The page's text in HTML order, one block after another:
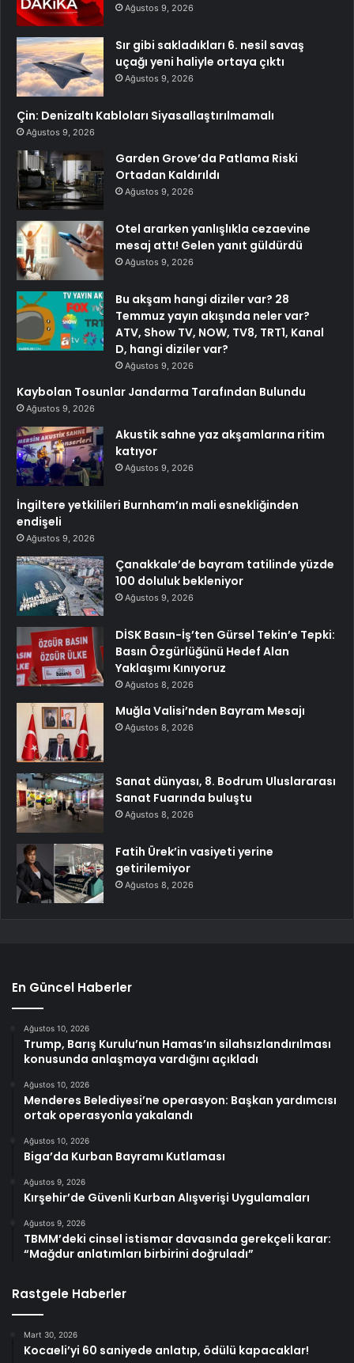
Ağustos 9, 2026
Sır gibi sakladıkları 6. nesil savaş
uçağı yeni haliyle ortaya çıktı
Ağustos 9, 2026
Çin: Denizaltı Kabloları Siyasallaştırılmamalı
Ağustos 9, 2026
Garden Grove’da Patlama Riski
Ortadan Kaldırıldı
Ağustos 9, 2026
Otel ararken yanlışlıkla cezaevine
mesaj attı! Gelen yanıt güldürdü
Ağustos 9, 2026
Bu akşam hangi diziler var? 28
Temmuz yayın akışında neler var?
ATV, Show TV, NOW, TV8, TRT1, Kanal
D, hangi diziler var?
Ağustos 9, 2026
Kaybolan Tosunlar Jandarma Tarafından Bulundu
Ağustos 9, 2026
Akustik sahne yaz akşamlarına ritim
katıyor
Ağustos 9, 2026
İngiltere yetkilileri Burnham’ın mali esnekliğinden
endişeli
Ağustos 9, 2026
Çanakkale’de bayram tatilinde yüzde
100 doluluk bekleniyor
Ağustos 9, 2026
DİSK Basın-İş’ten Gürsel Tekin’e Tepki:
Basın Özgürlüğünü Hedef Alan
Yaklaşımı Kınıyoruz
Ağustos 8, 2026
Muğla Valisi’nden Bayram Mesajı
Ağustos 8, 2026
Sanat dünyası, 8. Bodrum Uluslararası
Sanat Fuarında buluştu
Ağustos 8, 2026
Fatih Ürek’in vasiyeti yerine
getirilemiyor
Ağustos 8, 2026
En Güncel Haberler
Ağustos 10, 2026
Trump, Barış Kurulu’nun Hamas’ın silahsızlandırılması
konusunda anlaşmaya vardığını açıkladı
Ağustos 10, 2026
Menderes Belediyesi’ne operasyon: Başkan yardımcısı
ortak operasyonla yakalandı
Ağustos 10, 2026
Biga’da Kurban Bayramı Kutlaması
Ağustos 9, 2026
Kırşehir’de Güvenli Kurban Alışverişi Uygulamaları
Ağustos 9, 2026
TBMM’deki cinsel istismar davasında gerekçeli karar:
“Mağdur anlatımları birbirini doğruladı”
Rastgele Haberler
Mart 30, 2026
Kocaeli’yi 60 saniyede anlatıp, ödülü kapacaklar!